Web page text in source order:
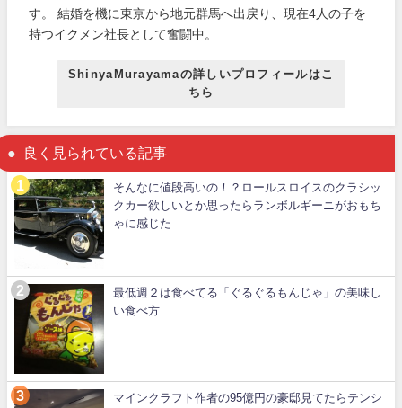
す。 結婚を機に東京から地元群馬へ出戻り、現在4人の子を
持つイクメン社長として奮闘中。
ShinyaMurayamaの詳しいプロフィールはこ
ちら
良く見られている記事
そんなに値段高いの！？ロールスロイスのクラシッ
クカー欲しいとか思ったらランボルギーニがおもち
ゃに感じた
最低週２は食べてる「ぐるぐるもんじゃ」の美味し
い食べ方
マインクラフト作者の95億円の豪邸見てたらテンシ